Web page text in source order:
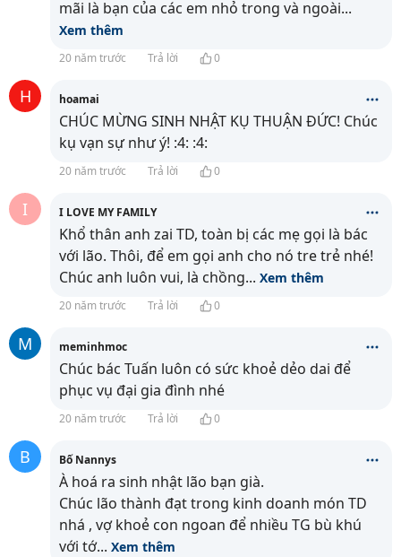
mãi là bạn của các em nhỏ trong và ngoài...
Xem thêm
20 năm trước Trả lời 0
H hoamai
CHÚC MỪNG SINH NHẬT KỤ THUẬN ĐỨC! Chúc
kụ vạn sự như ý! :4: :4:
20 năm trước Trả lời 0
I I LOVE MY FAMILY
Khổ thân anh zai TD, toàn bị các mẹ gọi là bác
với lão. Thôi, để em gọi anh cho nó tre trẻ nhé!
Chúc anh luôn vui, là chồng... Xem thêm
20 năm trước Trả lời 0
M meminhmoc
Chúc bác Tuấn luôn có sức khoẻ dẻo dai để
phục vụ đại gia đình nhé
20 năm trước Trả lời 0
B Bố Nannys
À hoá ra sinh nhật lão bạn già.
Chúc lão thành đạt trong kinh doanh món TD
nhá , vợ khoẻ con ngoan để nhiều TG bù khú
với tớ... Xem thêm